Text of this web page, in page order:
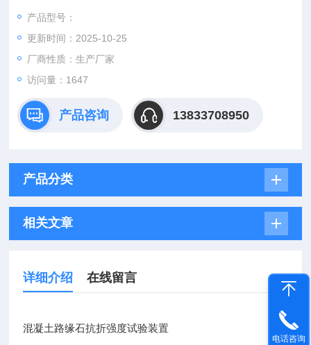
预期破坏载荷值小于试验机全量程的20%，也不大于全量程的8
0%。
加载压块：采用厚度大于20mm,直径为50mm,硬度大于HB200，
表面平整光滑的圆形铁块。
方圆仪器混凝土路缘石抗折强度试验装置价格
产品型号：
更新时间：2025-10-25
厂商性质：生产厂家
访问量：1647
产品咨询 13833708950
产品分类
相关文章
详细介绍 在线留言
混凝土路缘石抗折强度试验装置
电话咨询